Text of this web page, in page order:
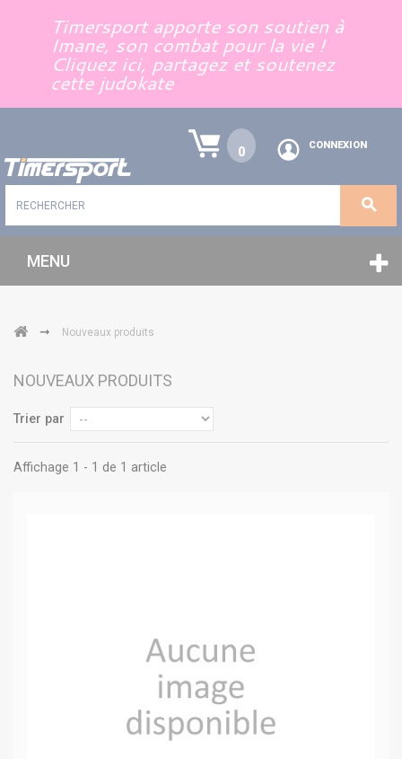
Timersport apporte son soutien à
Imane, son combat pour la vie !
Cliquez ici, partagez et soutenez
cette judokate
0 CONNEXION
MENU
➞ Nouveaux produits
NOUVEAUX PRODUITS
Trier par
Affichage 1 - 1 de 1 article